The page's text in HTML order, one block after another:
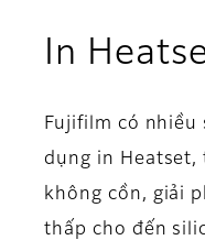
In
Fujifilm có nhiều
dụng in Heatset,
không cồn, giải
thấp cho đến